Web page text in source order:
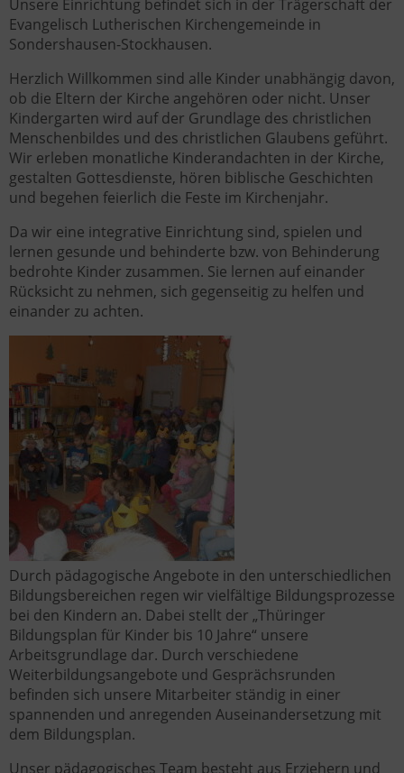
Unsere Einrichtung befindet sich in der Trägerschaft der
Evangelisch Lutherischen Kirchengemeinde in
Sondershausen-Stockhausen.
Herzlich Willkommen sind alle Kinder unabhängig davon,
ob die Eltern der Kirche angehören oder nicht. Unser
Kindergarten wird auf der Grundlage des christlichen
Menschenbildes und des christlichen Glaubens geführt.
Wir erleben monatliche Kinderandachten in der Kirche,
gestalten Gottesdienste, hören biblische Geschichten
und begehen feierlich die Feste im Kirchenjahr.
Da wir eine integrative Einrichtung sind, spielen und
lernen gesunde und behinderte bzw. von Behinderung
bedrohte Kinder zusammen. Sie lernen auf einander
Rücksicht zu nehmen, sich gegenseitig zu helfen und
einander zu achten.
Durch pädagogische Angebote in den unterschiedlichen
Bildungsbereichen regen wir vielfältige Bildungsprozesse
bei den Kindern an. Dabei stellt der „Thüringer
Bildungsplan für Kinder bis 10 Jahre“ unsere
Arbeitsgrundlage dar. Durch verschiedene
Weiterbildungsangebote und Gesprächsrunden
befinden sich unsere Mitarbeiter ständig in einer
spannenden und anregenden Auseinandersetzung mit
dem Bildungsplan.
Unser pädagogisches Team besteht aus Erziehern und